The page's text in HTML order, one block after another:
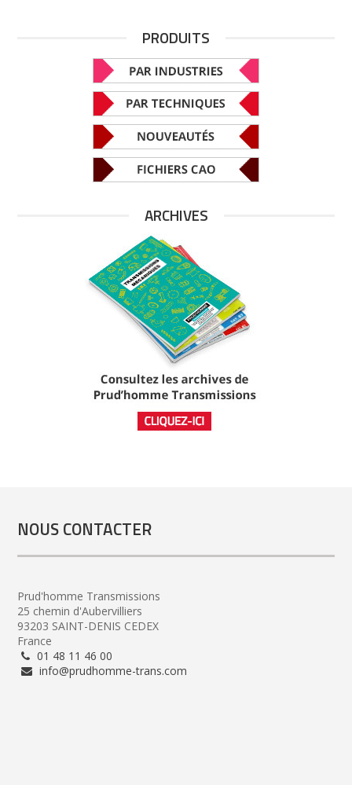
PRODUITS
ARCHIVES
NOUS CONTACTER
Prud'homme Transmissions
25 chemin d'Aubervilliers
93203 SAINT-DENIS CEDEX
France
01 48 11 46 00
info@prudhomme-trans.com